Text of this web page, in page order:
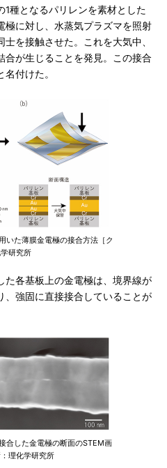
種となるパリレンを素材とした
極に対し、水蒸気プラズマを照射
を接触させた。これを大気中、
合が生じることを発見。この接合
付けた。
いた薄膜金電極の接合方法［ク
研究所
各基板上の金電極は、境界線が
、強固に直接接合していることが
合した金電極の断面のSTEM画
理化学研究所